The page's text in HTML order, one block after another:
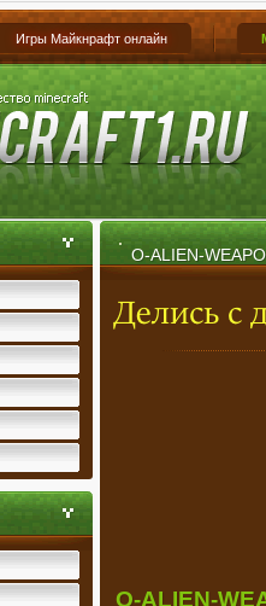
Игры Майкнрафт онлайн
O-ALIEN-
O-ALIEN-